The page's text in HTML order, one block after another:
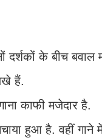
दर्शकों के बीच
हैं.
काफी मजेदार है.
हुआ है. वहीं